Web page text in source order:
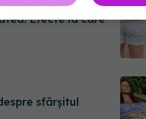
Efecte la care
sfârșitul